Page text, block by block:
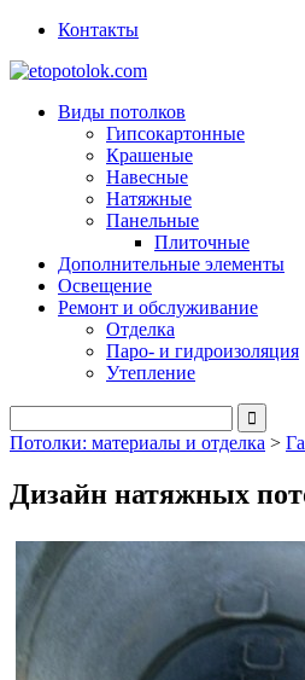
Контакты
Виды потолков
Гипсокартонные
Крашеные
Навесные
Натяжные
Панельные
Плиточные
Дополнительные элементы
Освещение
Ремонт и обслуживание
Отделка
Паро- и гидроизоляция
Утепление
Потолки: материалы и отделка >
Дизайн натяжных